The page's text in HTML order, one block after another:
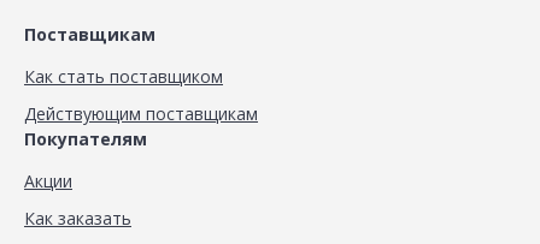
Поставщикам
Как стать поставщиком
Действующим поставщикам
Покупателям
Акции
Как заказать